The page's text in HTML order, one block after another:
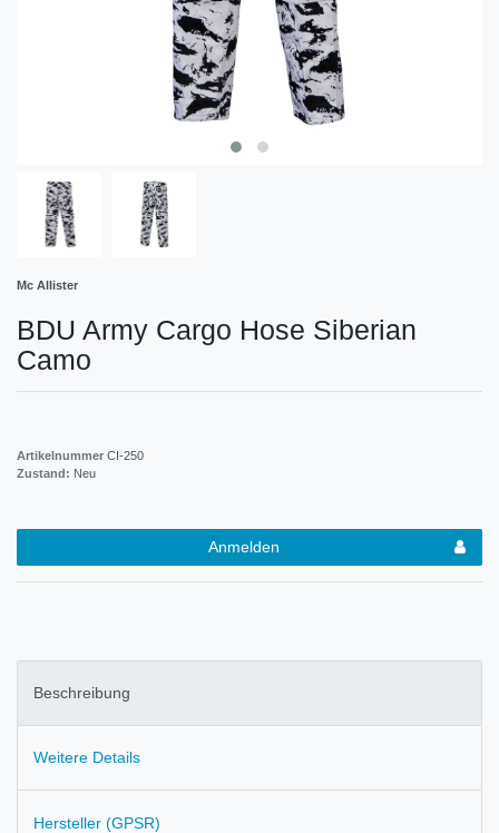
Mc Allister
BDU Army Cargo Hose Siberian
Camo
Artikelnummer CI-250
Zustand: Neu
Anmelden
Beschreibung
Weitere Details
Hersteller (GPSR)